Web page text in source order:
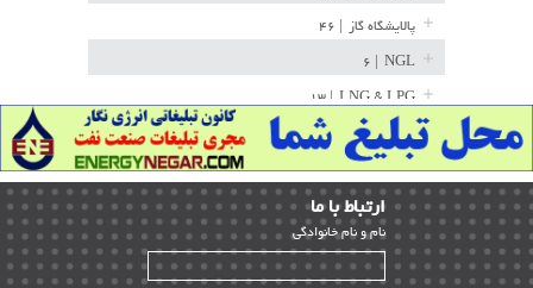
پالایشگاه گاز
NGL
LNG & LPG | ۱۳
خط لوله | ۳۶
مخازن ذخیره | ۱۵
پتروشیمی | ۱۴
بازرسی و QC | ۱۵
HSE | ۳۹
ارﺗﺒﺎط ﺑﺎ ما
ﻧﺎم و ﻧﺎم ﺧﺎﻧﻮادﮔﻰ